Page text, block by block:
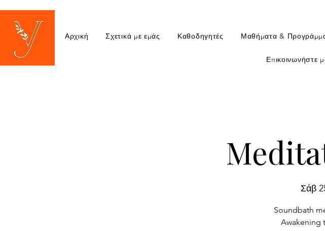
Αρχική Σχετικά με εμάς Καθοδηγητές Μαθήματα &
Επικοινωνήστε
Σάβ
Soundbath
Awakening